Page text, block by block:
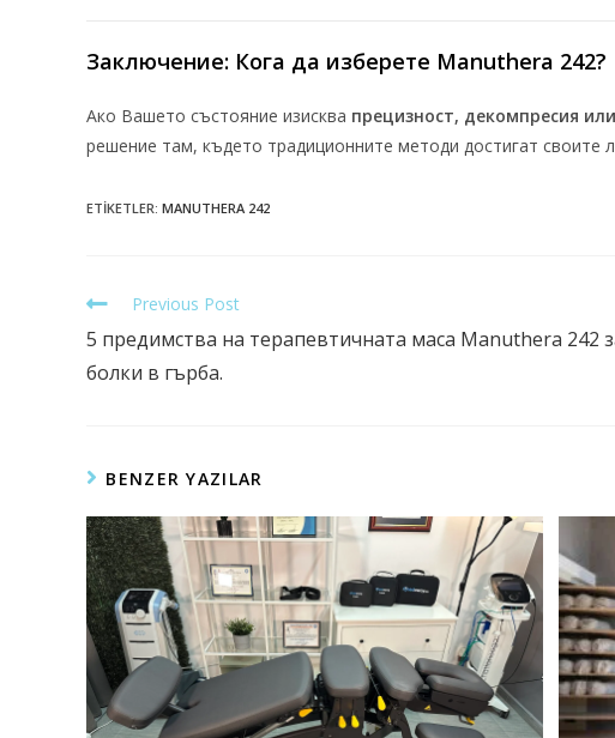
Заключение: Кога да изберете Manuthera 242?
Ако Вашето състояние изисква прецизност, декомпресия
решение там, където традиционните методи достигат своите
ETIKETLER: MANUTHERA 242
Previous Post
5 предимства на терапевтичната маса Manuthera 242
болки в гърба.
BENZER YAZILAR